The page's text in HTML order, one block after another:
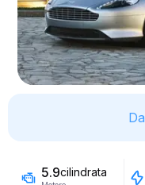
Da
5.9cilindrata